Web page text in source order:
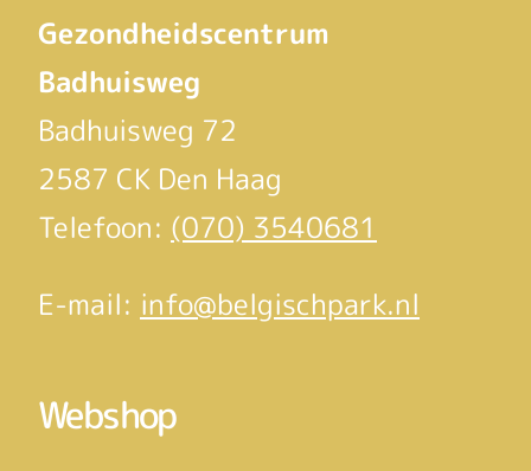
Gezondheidscentrum
Badhuisweg
Badhuisweg 72
2587 CK Den Haag
Telefoon: (070) 3540681
E-mail: info@belgischpark.nl
Webshop